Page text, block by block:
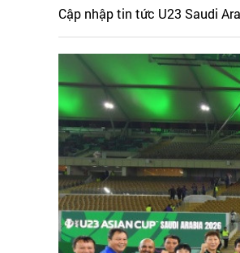
Cập nhập tin tức U23 Saudi